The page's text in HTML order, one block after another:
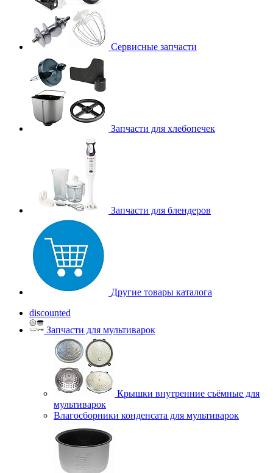
Сервисные запчасти
Запчасти для хлебопечек
Запчасти для блендеров
Другие товары каталога
discounted
Запчасти для мультиварок
Крышки внутренние съёмные для
мультиварок
Влагосборники конденсата для мультиварок